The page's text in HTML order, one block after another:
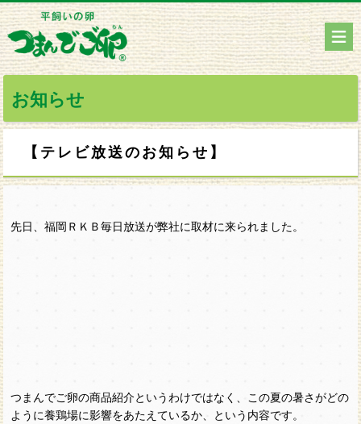
お知らせ
【テレビ放送のお知らせ】
先日、福岡ＲＫＢ毎日放送が弊社に取材に来られました。
つまんでご卵の商品紹介というわけではなく、この夏の暑さがどの
ように養鶏場に影響をあたえているか、という内容です。